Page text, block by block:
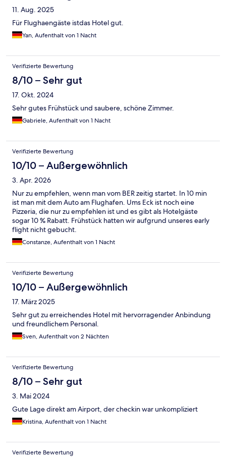
11. Aug. 2025
Für Flughaengäste istdas Hotel gut.
Yan, Aufenthalt von 1 Nacht
Verifizierte Bewertung
8/10 – Sehr gut
17. Okt. 2024
Sehr gutes Frühstück und saubere, schöne Zimmer.
Gabriele, Aufenthalt von 1 Nacht
Verifizierte Bewertung
10/10 – Außergewöhnlich
3. Apr. 2026
Nur zu empfehlen, wenn man vom BER zeitig startet. In 10 min
ist man mit dem Auto am Flughafen. Ums Eck ist noch eine
Pizzeria, die nur zu empfehlen ist und es gibt als Hotelgäste
sogar 10 % Rabatt. Frühstück hatten wir aufgrund unseres early
flight nicht gebucht.
Constanze, Aufenthalt von 1 Nacht
Verifizierte Bewertung
10/10 – Außergewöhnlich
17. März 2025
Sehr gut zu erreichendes Hotel mit hervorragender Anbindung
und freundlichem Personal.
Sven, Aufenthalt von 2 Nächten
Verifizierte Bewertung
8/10 – Sehr gut
3. Mai 2024
Gute Lage direkt am Airport, der checkin war unkompliziert
Kristina, Aufenthalt von 1 Nacht
Verifizierte Bewertung